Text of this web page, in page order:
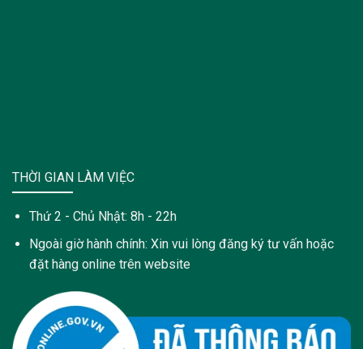
THỜI GIAN LÀM VIỆC
Thứ 2 - Chủ Nhật: 8h - 22h
Ngoài giờ hành chính: Xin vui lòng đăng ký tư vấn hoặc
đặt hàng online trên website